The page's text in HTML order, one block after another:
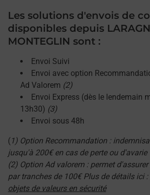
Les solutions d'envois de
disponibles depuis
MONTEGLIN sont :
Envoi Suivi
Envoi avec option
Ad Valorem (2)
Envoi Express (dès le lendemain
13h30) (3)
Envoi sous 48h
( 1) Option Recommandation :
jusqu'à 200€ en cas de perte ou d'avarie
(2) Option Ad valorem : permet
par tranches de 100€ Plus de détails ici :
objets de valeurs en sécurité